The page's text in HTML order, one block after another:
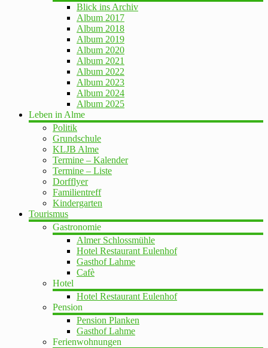
Blick ins Archiv
Album 2017
Album 2018
Album 2019
Album 2020
Album 2021
Album 2022
Album 2023
Album 2024
Album 2025
Leben in Alme
Politik
Grundschule
KLJB Alme
Termine – Kalender
Termine – Liste
Dorfflyer
Familientreff
Kindergarten
Tourismus
Gastronomie
Almer Schlossmühle
Hotel Restaurant Eulenhof
Gasthof Lahme
Cafè
Hotel
Hotel Restaurant Eulenhof
Pension
Pension Planken
Gasthof Lahme
Ferienwohnungen